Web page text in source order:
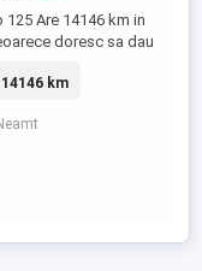
Are 14146 km in
doresc sa dau
| 14146 km